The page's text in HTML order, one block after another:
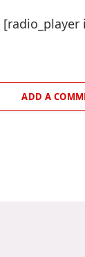
[radio_player
ADD A